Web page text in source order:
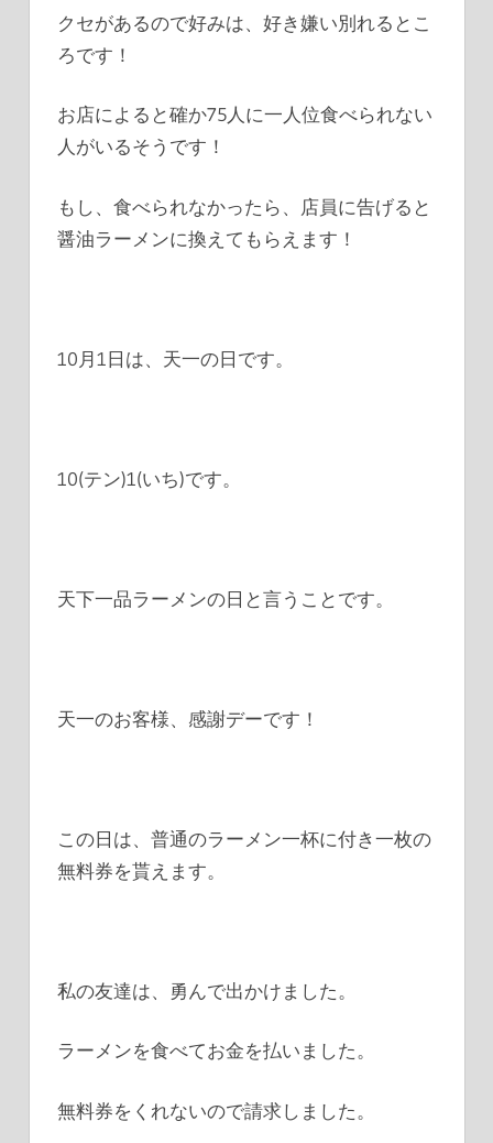
クセがあるので好みは、好き嫌い別れるとこ
ろです！
お店によると確か75人に一人位食べられない
人がいるそうです！
もし、食べられなかったら、店員に告げると
醤油ラーメンに換えてもらえます！
10月1日は、天一の日です。
10(テン)1(いち)です。
天下一品ラーメンの日と言うことです。
天一のお客様、感謝デーです！
この日は、普通のラーメン一杯に付き一枚の
無料券を貰えます。
私の友達は、勇んで出かけました。
ラーメンを食べてお金を払いました。
無料券をくれないので請求しました。